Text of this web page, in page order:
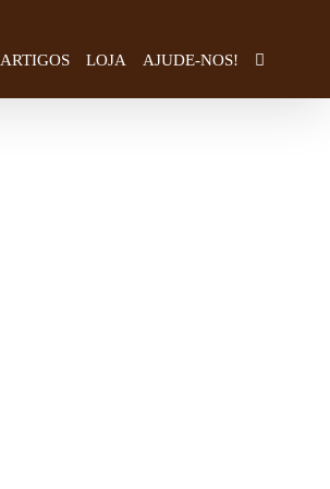
ARTIGOS LOJA AJUDE-NOS!